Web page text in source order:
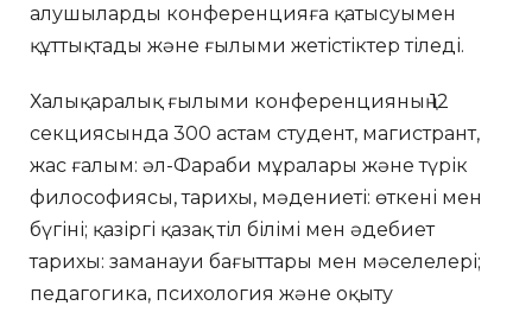
алушыларды конференцияға қатысуымен
құттықтады және ғылыми жетістіктер тіледі.
Халықаралық ғылыми конференцияның 12
секциясында 300 астам студент, магистрант,
жас ғалым: әл-Фараби мұралары және түрік
философиясы, тарихы, мәдениеті: өткені мен
бүгіні; қазіргі қазақ тіл білімі мен әдебиет
тарихы: заманауи бағыттары мен мәселелері;
педагогика, психология және оқыту